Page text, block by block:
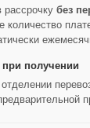
рассрочку без
количество
получении